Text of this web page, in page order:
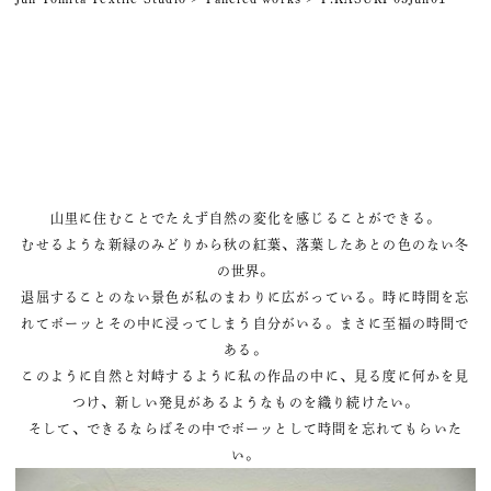
山里に住むことでたえず自然の変化を感じることができる。
むせるような新緑のみどりから秋の紅葉、落葉したあとの色のない冬
の世界。
退屈することのない景色が私のまわりに広がっている。時に時間を忘
れてボーッとその中に浸ってしまう自分がいる。まさに至福の時間で
ある。
このように自然と対峙するように私の作品の中に、見る度に何かを見
つけ、新しい発見があるようなものを織り続けたい。
そして、できるならばその中でボーッとして時間を忘れてもらいた
い。